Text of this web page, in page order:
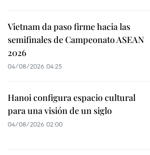
Vietnam da paso firme hacia las
semifinales de Campeonato ASEAN
2026
04/08/2026 04:25
Hanoi configura espacio cultural
para una visión de un siglo
04/08/2026 02:00